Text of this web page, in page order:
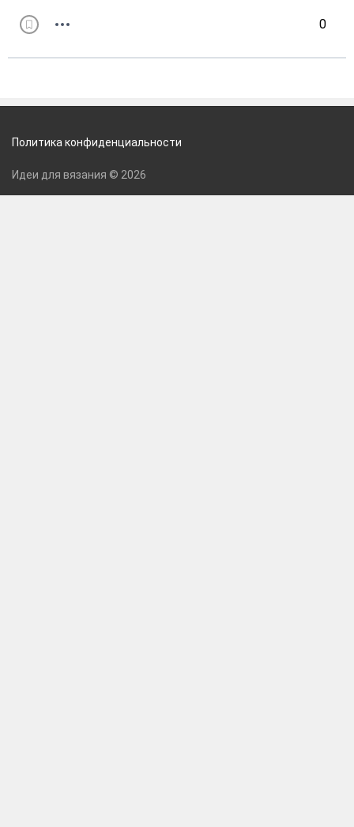
0
Политика конфиденциальности
Идеи для вязания © 2026